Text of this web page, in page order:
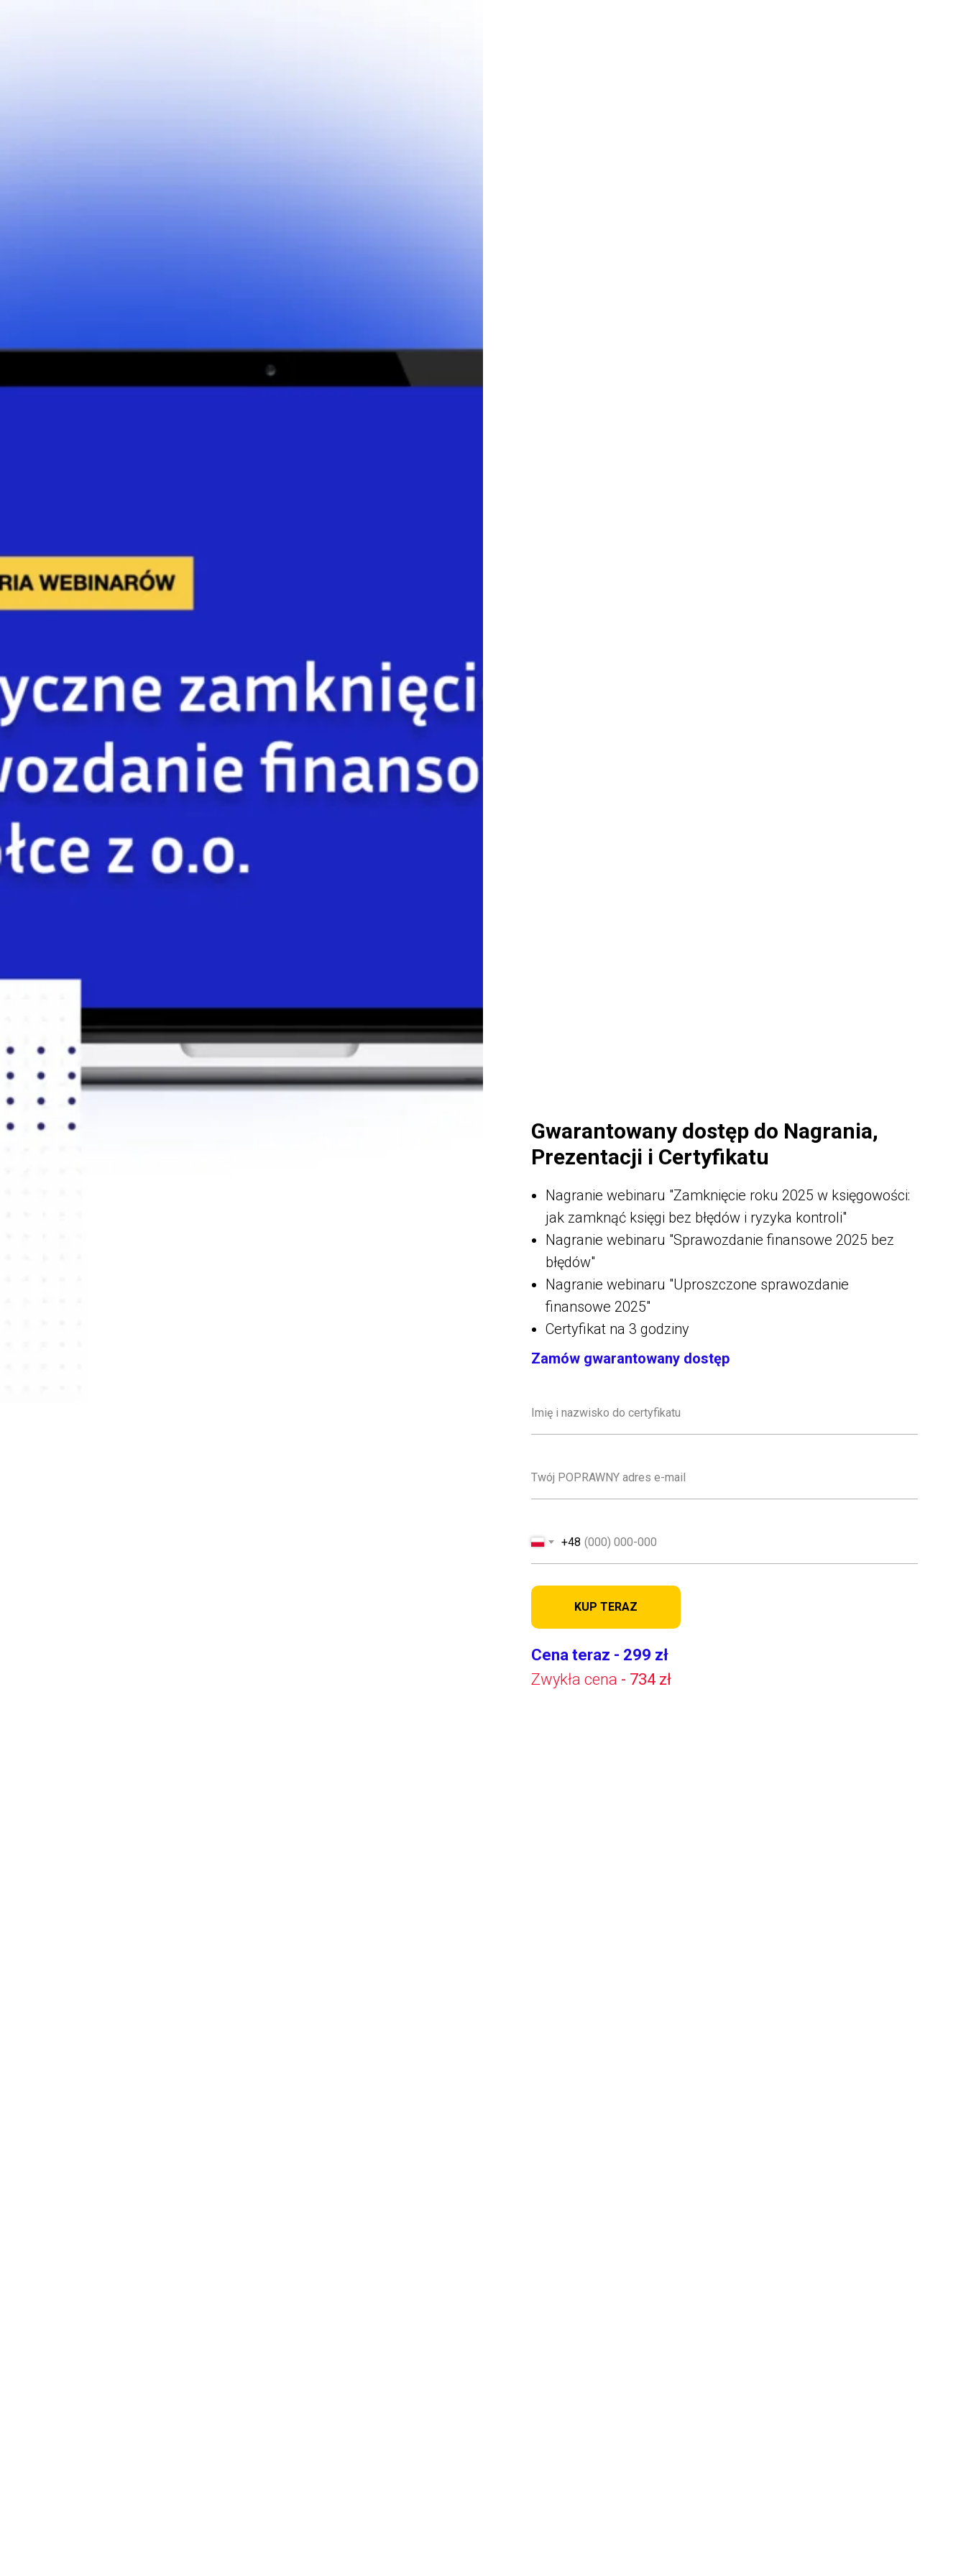
Gwarantowany dostęp do Nagrania,
Prezentacji i Certyfikatu
Nagranie webinaru "Zamknięcie roku 2025 w księgowości:
jak zamknąć księgi bez błędów i ryzyka kontroli"
Nagranie webinaru "Sprawozdanie finansowe 2025 bez
błędów"
Nagranie webinaru "Uproszczone sprawozdanie
finansowe 2025"
Certyfikat na 3 godziny
Zamów gwarantowany dostęp
+48
KUP TERAZ
Cena teraz - 299 zł
Zwykła cena - 734 zł